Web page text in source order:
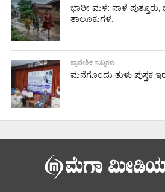
ಭಾರೀ ಮಳೆ: ನಾಳೆ ಪುತ್ತೂರು,
ತಾಲೂಕುಗಳ...
ಪ್ರಾದೇಶಿಕ ಸುದ್ದಿಗಳು
ಮನೆಗೊಂದು ತುಳು ಪುಸ್ತಕ